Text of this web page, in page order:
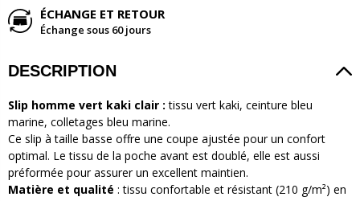
ÉCHANGE ET RETOUR
Échange sous 60 jours
DESCRIPTION
Slip homme vert kaki clair : tissu vert kaki, ceinture bleu
marine, colletages bleu marine.
Ce slip à taille basse offre une coupe ajustée pour un confort
optimal. Le tissu de la poche avant est doublé, elle est aussi
préformée pour assurer un excellent maintien.
Matière et qualité : tissu confortable et résistant (210 g/m²) en